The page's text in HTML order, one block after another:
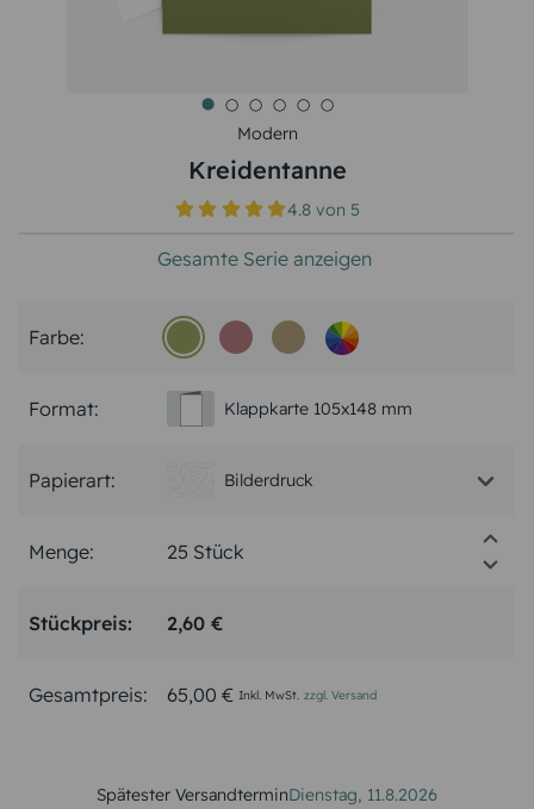
Modern
Kreidentanne
4.8 von5
Gesamte Serie anzeigen
Farbe:
Format: Klappkarte 105x148 mm
Papierart: Bilderdruck
Menge:
Stückpreis: 2,60 €
Gesamtpreis: 65,00 € Inkl. MwSt. zzgl. Versand
Spätester VersandterminDienstag, 11.8.2026